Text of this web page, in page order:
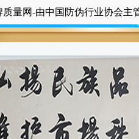
由中国防伪行业协会主管主